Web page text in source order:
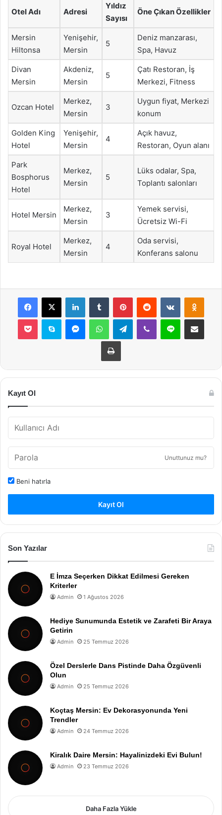
Otel Adı Adresi
Yıldız
Sayısı
Öne Çıkan Özellikler
Mersin
Hiltonsa
Yenişehir,
Mersin
5
Deniz manzarası,
Spa, Havuz
Divan
Mersin
Akdeniz,
Mersin
5
Çatı Restoran, İş
Merkezi, Fitness
Ozcan Hotel
Merkez,
Mersin
3
Uygun fiyat, Merkezi
konum
Golden King
Hotel
Yenişehir,
Mersin
4
Açık havuz,
Restoran, Oyun alanı
Park
Bosphorus
Hotel
Merkez,
Mersin
5
Lüks odalar, Spa,
Toplantı salonları
Hotel Mersin
Merkez,
Mersin
3
Yemek servisi,
Ücretsiz Wi-Fi
Royal Hotel
Merkez,
Mersin
4
Oda servisi,
Konferans salonu
Facebook
X LinkedInTumblr PinterestReddit VKontakte
Pocket Skype MessengerWhatsAppTelegramViber Line E-Posta ile
Yazdır
Kayıt Ol
Unuttunuz mu?
Beni hatırla
Kayıt Ol
Son Yazılar
E İmza Seçerken Dikkat Edilmesi Gereken
Kriterler
Admin 1 Ağustos 2026
Hediye Sunumunda Estetik ve Zarafeti Bir Araya
Getirin
Admin 25 Temmuz 2026
Özel Derslerle Dans Pistinde Daha Özgüvenli
Olun
Admin 25 Temmuz 2026
Koçtaş Mersin: Ev Dekorasyonunda Yeni
Trendler
Admin 24 Temmuz 2026
Kiralık Daire Mersin: Hayalinizdeki Evi Bulun!
Admin 23 Temmuz 2026
Daha Fazla Yükle